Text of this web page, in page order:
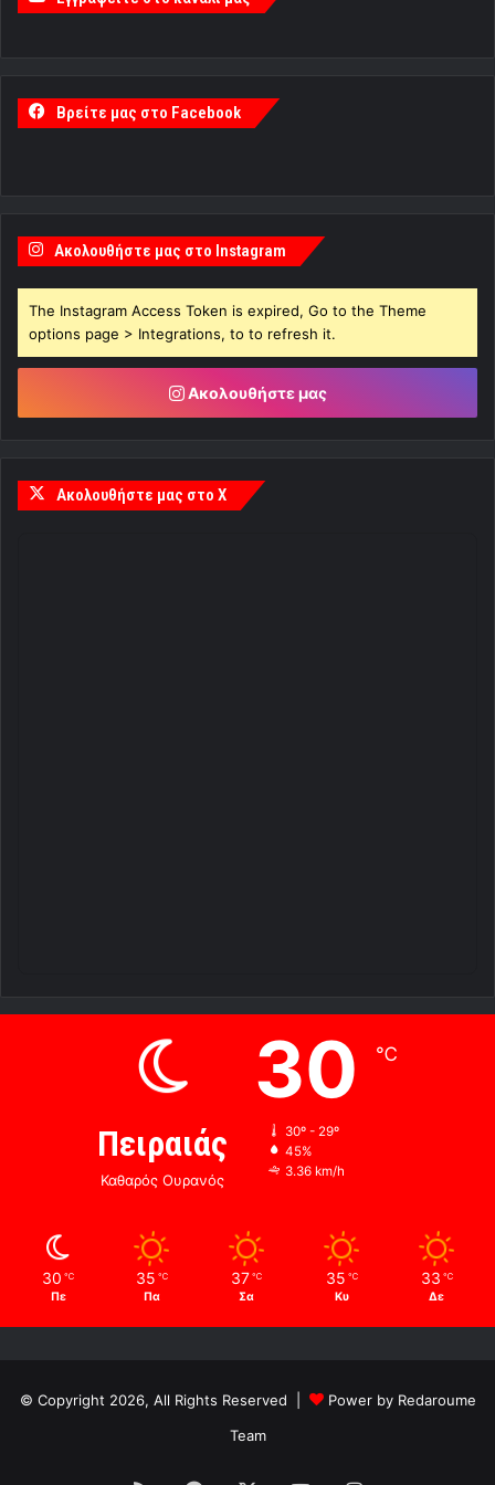
Βρείτε μας στο Facebook
Ακολουθήστε μας στο Instagram
The Instagram Access Token is expired, Go to the Theme
options page > Integrations, to to refresh it.
Ακολουθήστε μας
Ακολουθήστε μας στο X
Πειραιάς
Καθαρός Ουρανός
30 ℃
30º - 29º
45%
3.36 km/h
30 ℃
Πε
35 ℃
Πα
37 ℃
Σα
35 ℃
Κυ
33 ℃
Δε
© Copyright 2026, All Rights Reserved |
Power by Redaroume
Team